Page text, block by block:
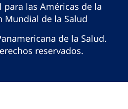
para las Américas de la
Mundial de la Salud
de la Salud.
reservados.